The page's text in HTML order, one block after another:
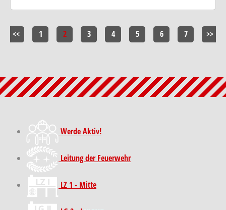
<< 1 2 3 4 5 6 7 >>
Werde Aktiv!
Leitung der Feuerwehr
LZ 1 - Mitte